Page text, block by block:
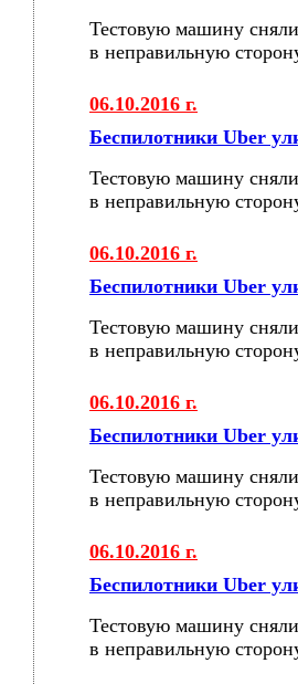
Тестовую машину
в неправильную
06.10.2016 г.
Беспилотники Uber
Тестовую машину
в неправильную
06.10.2016 г.
Беспилотники Uber
Тестовую машину
в неправильную
06.10.2016 г.
Беспилотники Uber
Тестовую машину
в неправильную
06.10.2016 г.
Беспилотники Uber
Тестовую машину
в неправильную